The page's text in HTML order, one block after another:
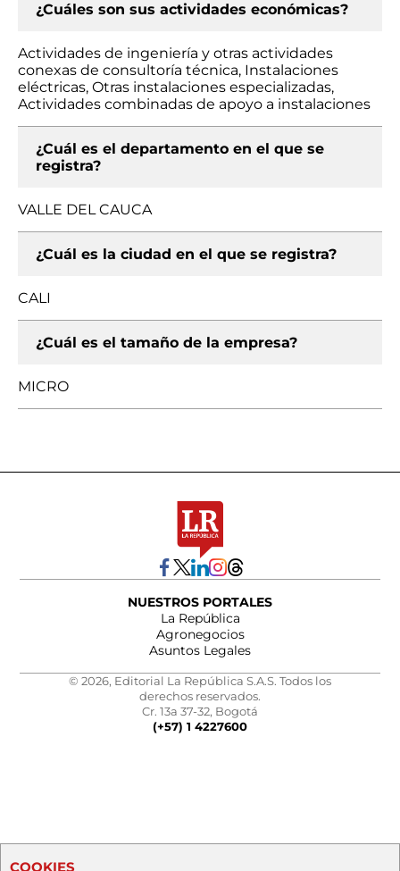
¿Cuáles son sus actividades económicas?
Actividades de ingeniería y otras actividades
conexas de consultoría técnica, Instalaciones
eléctricas, Otras instalaciones especializadas,
Actividades combinadas de apoyo a instalaciones
¿Cuál es el departamento en el que se
registra?
VALLE DEL CAUCA
¿Cuál es la ciudad en el que se registra?
CALI
¿Cuál es el tamaño de la empresa?
MICRO
NUESTROS PORTALES
La República
Agronegocios
Asuntos Legales
© 2026, Editorial La República S.A.S. Todos los
derechos reservados.
Cr. 13a 37-32, Bogotá
(+57) 1 4227600
COOKIES